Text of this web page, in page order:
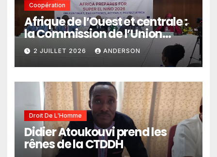
Coopération
Afrique de l’Ouest et centrale :
la Commission de l’Union
africaine veut renforcer
l’intégration des services
climatiques dans les
politiques publiques
2 JUILLET 2026 ANDERSON
Droit De L'Homme
Didier Atoukouvi prend les
rênes de la CTDDH